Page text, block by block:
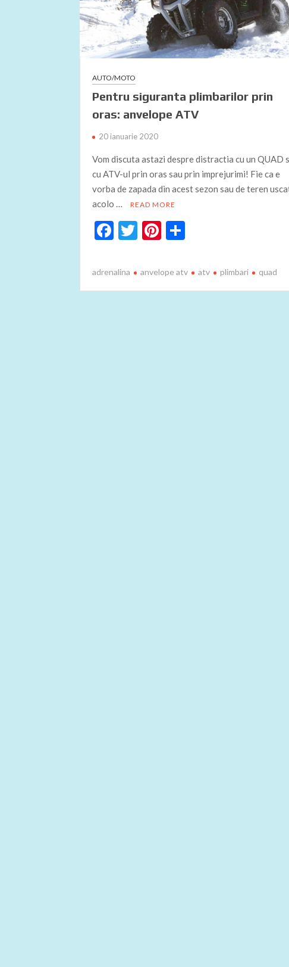
AUTO/MOTO
Pentru siguranta plimbarilor prin
oras: anvelope ATV
20 ianuarie 2020
Vom discuta astazi despre distractia cu un QUAD
cu ATV-ul prin oras sau prin imprejurimi! Fie ca e
vorba de zapada din acest sezon sau de teren
acolo …
READ MORE
F
e
b
T
itt
er
Pi
er
es
ta
je
adrenalina anvelope atv atv plimbari quad